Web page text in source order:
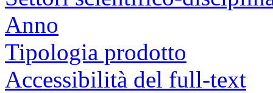
Anno
Tipologia prodotto
Accessibilità del full-text